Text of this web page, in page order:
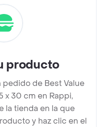
producto
pedido de Best Value
x 30 cm en Rappi,
la tienda en la que
y haz clic en el